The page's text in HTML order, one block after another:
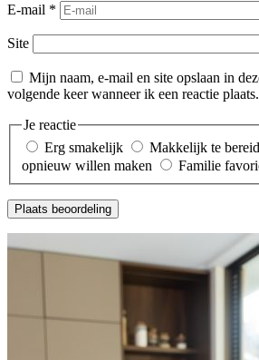
E-mail *
Site
Mijn naam, e-mail en site opslaan in
volgende keer wanneer ik een reactie plaats.
Je reactie
Erg smakelijk
Makkelijk te
opnieuw willen maken
Familie
Plaats beoordeling